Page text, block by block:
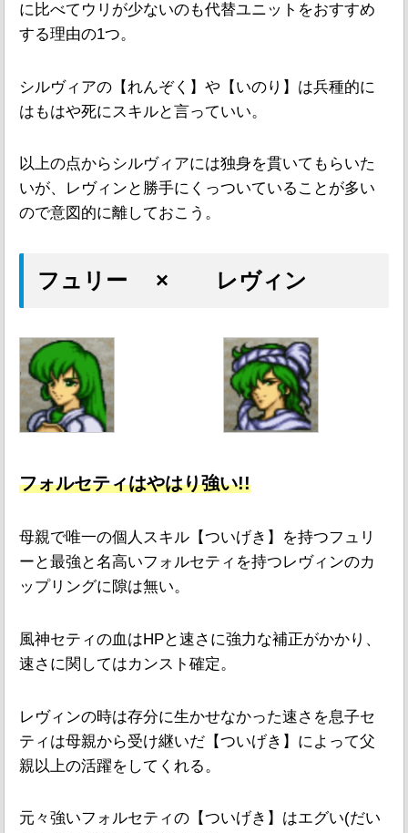
に比べてウリが少ないのも代替ユニットをおすすめ
する理由の1つ。
シルヴィアの【れんぞく】や【いのり】は兵種的に
はもはや死にスキルと言っていい。
以上の点からシルヴィアには独身を貫いてもらいた
いが、レヴィンと勝手にくっついていることが多い
ので意図的に離しておこう。
フュリー × レヴィン
フォルセティはやはり強い!!
母親で唯一の個人スキル【ついげき】を持つフュリ
ーと最強と名高いフォルセティを持つレヴィンのカ
ップリングに隙は無い。
風神セティの血はHPと速さに強力な補正がかかり、
速さに関してはカンスト確定。
レヴィンの時は存分に生かせなかった速さを息子セ
ティは母親から受け継いだ【ついげき】によって父
親以上の活躍をしてくれる。
元々強いフォルセティの【ついげき】はエグい(だい